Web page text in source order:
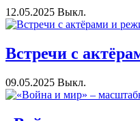
12.05.2025 Выкл.
Встречи с
09.05.2025 Выкл.